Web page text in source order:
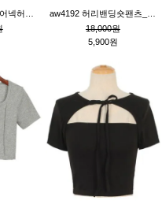
18,000원
5,900원